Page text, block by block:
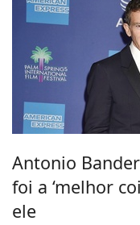
Antonio
foi a ‘melhor
ele